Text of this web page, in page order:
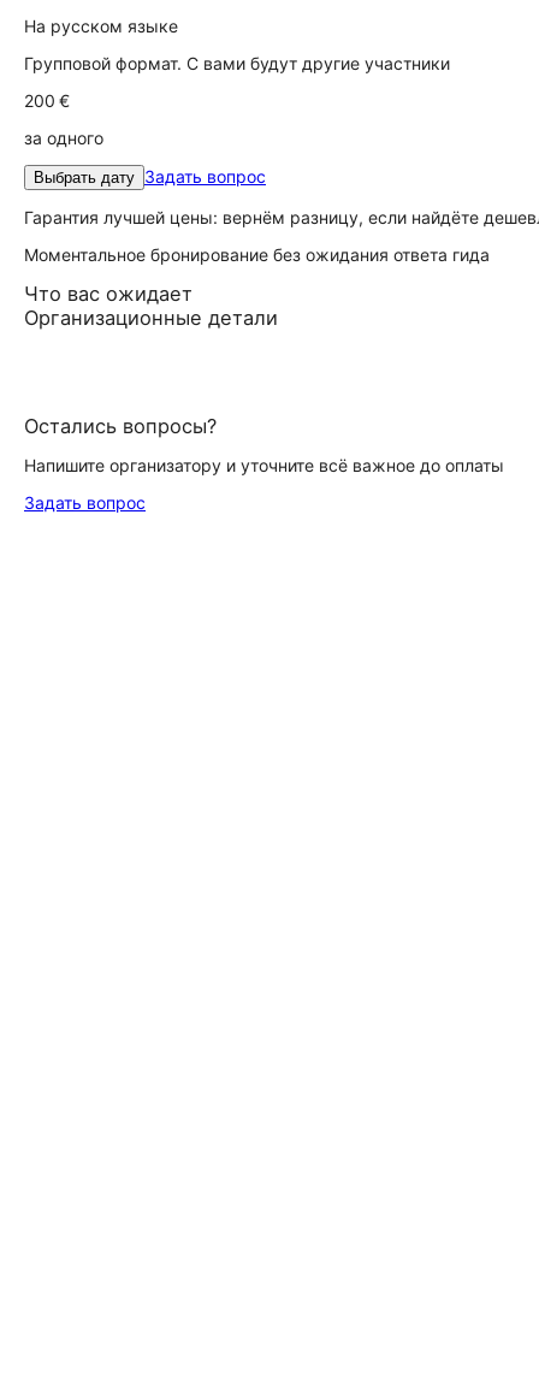
На русском языке
Групповой формат. С вами будут другие участники
200 €
за одного
Выбрать дату Задать вопрос
Гарантия лучшей цены: вернём разницу, если найдёте
Моментальное бронирование без ожидания ответа гида
Что вас ожидает
Организационные детали
Остались вопросы?
Напишите организатору и уточните всё важное до оплаты
Задать вопрос